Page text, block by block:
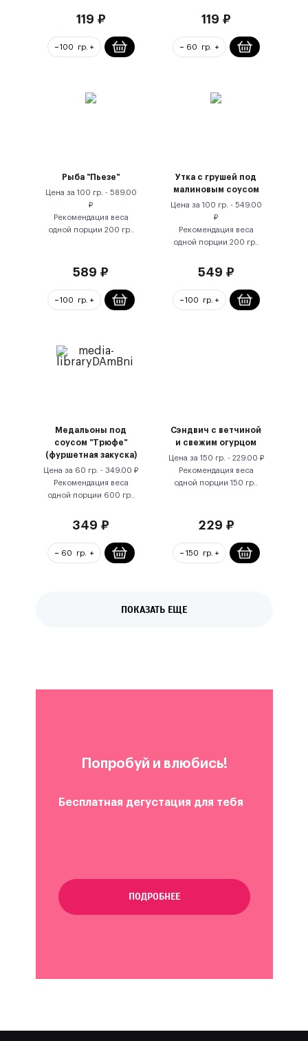
119 ₽ 119 ₽
Рыба "Пьезе"
Цена за 100 гр. - 589.00
₽
Рекомендация веса
одной порции 200 гр.
589 ₽
Утка с грушей под
малиновым соусом
Цена за 100 гр. - 549.00
₽
Рекомендация веса
одной порции 200 гр.
549 ₽
Медальоны под
соусом "Трюфе"
(фуршетная закуска)
Цена за 60 гр. - 349.00 ₽
Рекомендация веса
одной порции 600 гр.
349 ₽
Сэндвич с ветчиной
и свежим огурцом
Цена за 150 гр. - 229.00 ₽
Рекомендация веса
одной порции 150 гр.
229 ₽
ПОКАЗАТЬ ЕЩЕ
Попробуй и влюбись!
Бесплатная дегустация для тебя
ПОДРОБНЕЕ